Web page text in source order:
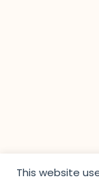
This website